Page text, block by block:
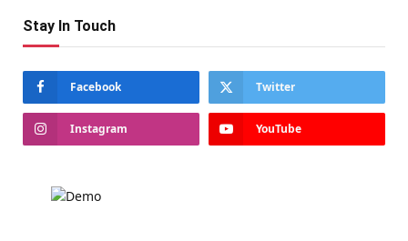
Stay In Touch
Facebook Twitter
Instagram YouTube